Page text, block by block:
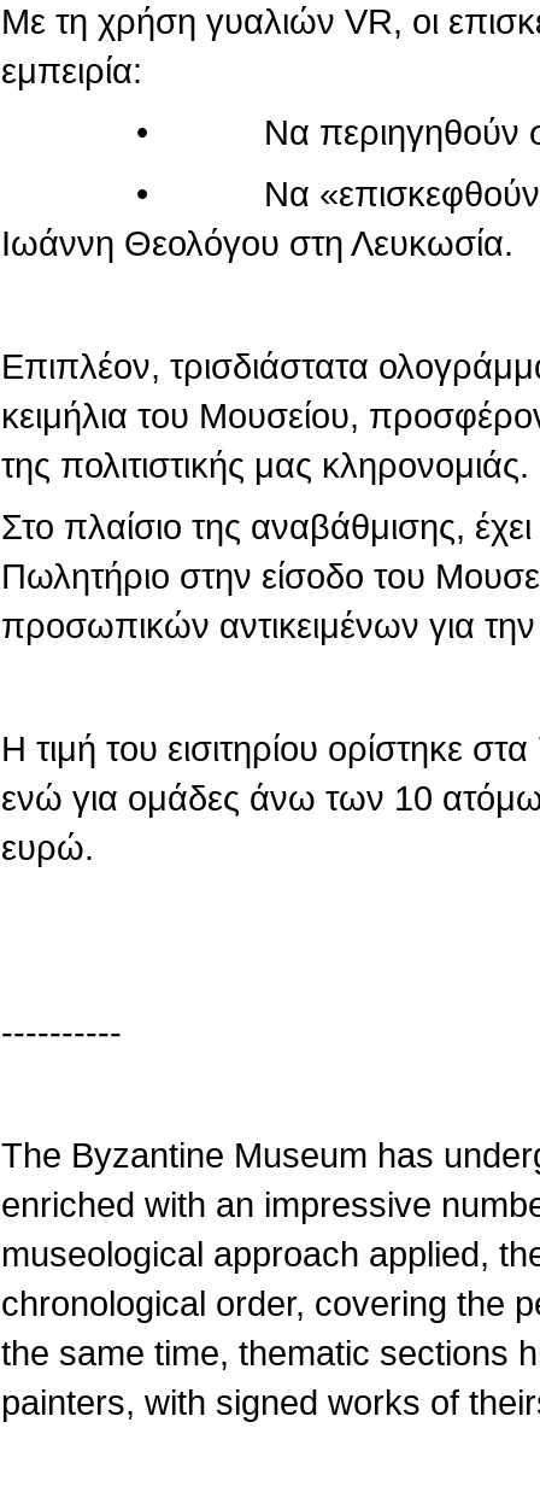
Με τη χρήση γυαλιών VR, οι
εμπειρία:
• Να περιηγηθούν στον
• Να «επισκεφθούν» τον
Ιωάννη Θεολόγου στη Λευκωσία.
Επιπλέον, τρισδιάστατα
κειμήλια του Μουσείου,
της πολιτιστικής μας κληρονομιάς.
Στο πλαίσιο της αναβάθμισης,
Πωλητήριο στην είσοδο του
προσωπικών αντικειμένων για
Η τιμή του εισιτηρίου ορίστηκε
ενώ για ομάδες άνω των 10
ευρώ.
----------
The Byzantine Museum has
enriched with an impressive
museological approach applied,
chronological order, covering the
the same time, thematic sections
painters, with signed works of